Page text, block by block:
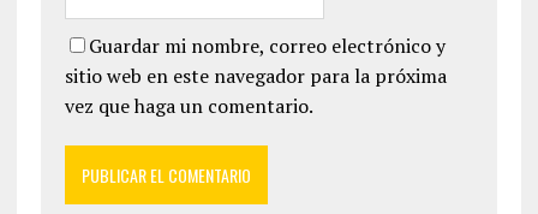
Guardar mi nombre, correo electrónico y
sitio web en este navegador para la próxima
vez que haga un comentario.